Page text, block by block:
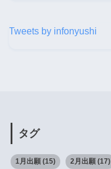
Tweets by infonyushi
タグ
1月出願(15) 2月出願(17)